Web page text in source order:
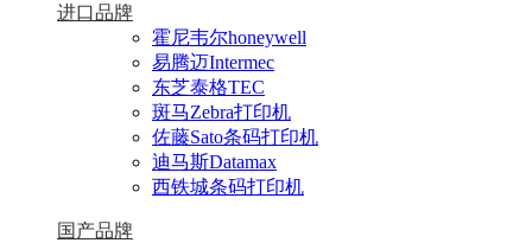
进口品牌
霍尼韦尔honeywell
易腾迈Intermec
东芝泰格TEC
斑马Zebra打印机
佐藤Sato条码打印机
迪马斯Datamax
西铁城条码打印机
国产品牌